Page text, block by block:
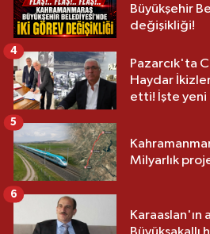
Büyükşehir
değişikliği!
Pazarcık'ta
Haydar
etti! İşte yeni
4
Milyarlık
5
Karaaslan'ın
6